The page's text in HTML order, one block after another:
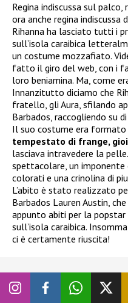
Regina indiscussa sul
ora anche regina indiscussa
Rihanna ha lasciato tutti i
sull’isola caraibica
un costume mozzafiato.
fatto il giro del web, con i
loro beniamina. Ma, come
Innanzitutto diciamo che
fratello, gli Aura, sfilando
Barbados, raccogliendo su
Il suo costume era formato
tempestato di frange,
lasciava intravedere la
spettacolare, un
colorati e una crinolina di
L’abito è stato realizzato
Barbados Lauren Austin,
appunto abiti per la popstar
sull’isola caraibica.
ci è certamente riuscita!